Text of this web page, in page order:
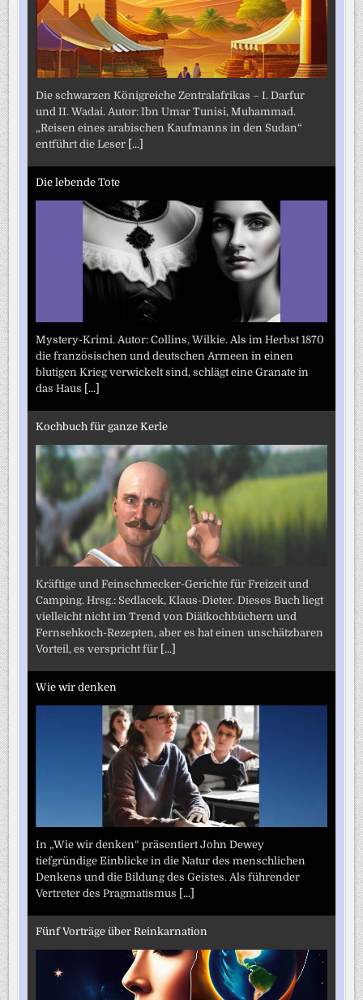
Die schwarzen Königreiche Zentralafrikas – I. Darfur
und II. Wadai. Autor: Ibn Umar Tunisi, Muhammad.
„Reisen eines arabischen Kaufmanns in den Sudan“
entführt die Leser [...]
Die lebende Tote
Mystery-Krimi. Autor: Collins, Wilkie. Als im Herbst 1870
die französischen und deutschen Armeen in einen
blutigen Krieg verwickelt sind, schlägt eine Granate in
das Haus [...]
Kochbuch für ganze Kerle
Kräftige und Feinschmecker-Gerichte für Freizeit und
Camping. Hrsg.: Sedlacek, Klaus-Dieter. Dieses Buch liegt
vielleicht nicht im Trend von Diätkochbüchern und
Fernsehkoch-Rezepten, aber es hat einen unschätzbaren
Vorteil, es verspricht für [...]
Wie wir denken
In „Wie wir denken“ präsentiert John Dewey
tiefgründige Einblicke in die Natur des menschlichen
Denkens und die Bildung des Geistes. Als führender
Vertreter des Pragmatismus [...]
Fünf Vorträge über Reinkarnation